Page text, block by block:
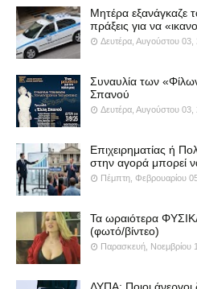
Μητέρα εξανάγκαζε
πράξεις για να
Δευτέρα, Αυγούστου 03,
Συναυλία των
Σπανού
Δευτέρα, Αυγούστου 03,
Επιχειρηματίας ή
στην αγορά μπορεί
Πέμπτη, Φεβρουαρίου
Τα ωραιότερα
(φωτό/βίντεο)
Παρασκευή, Νοεμβρίου